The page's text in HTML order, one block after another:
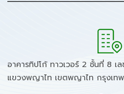
อาคารทิปโก้ ทาวเวอร์ 2 ชั้นที่ 8 เ
แขวงพญาไท เขตพญาไท กรุงเท